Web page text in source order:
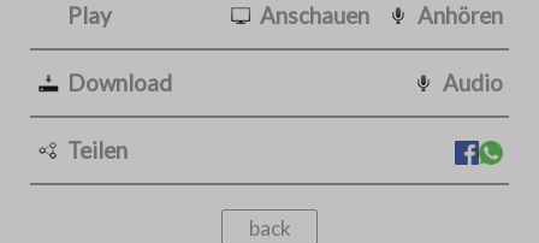
Anschauen Anhören
Play
Audio
Download
Teilen
back